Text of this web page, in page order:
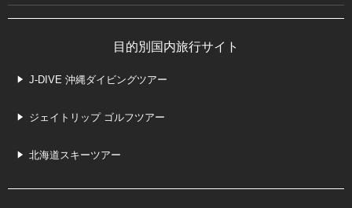
目的別国内旅行サイト
J-DIVE 沖縄ダイビングツアー
ジェイトリップ ゴルフツアー
北海道スキーツアー